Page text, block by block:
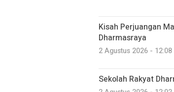
Kisah Perjuangan
Dharmasraya
2 Agustus 2026 - 12:08
Sekolah Rakyat